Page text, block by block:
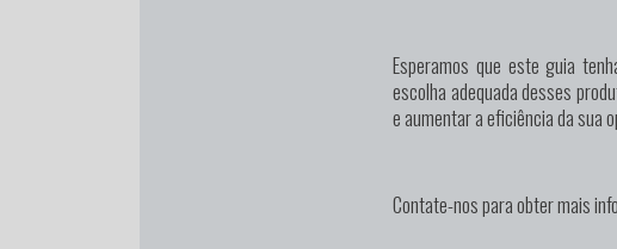
Esperamos que este guia
escolha adequada desses
e aumentar a eficiência da sua
Contate-nos para obter mais